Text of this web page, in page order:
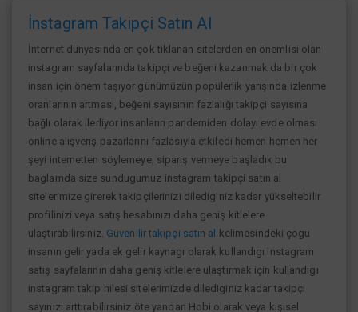
İnstagram Takipçi Satın Al
İnternet dünyasında en çok tıklanan sitelerden en önemlisi olan
instagram sayfalarında takipçi ve beğeni kazanmak da bir çok
insan için önem taşıyor günümüzün popülerlik yarışında izlenme
oranlarının artması, beğeni sayısının fazlalığı takipçi sayısına
bağlı olarak ilerliyor insanların pandemiden dolayı evde olması
online alışverış pazarlarını fazlasıyla etkiledi hemen hemen her
şeyi internetten söylemeye, sipariş vermeye başladık bu
baglamda size sundugumuz instagram takipçi satın al
sitelerimize girerek takipçilerinizi dilediginiz kadar yükseltebilir
profilinizi veya satış hesabınızı daha geniş kitlelere
ulaştırabilirsiniz. Güvenilir takipçi satın al
kelimesindeki çogu
insanın gelir yada ek gelir kaynagı olarak kullandıgı instagram
satış sayfalarının daha geniş kitlelere ulaştırmak için kullandıgı
instagram takip hilesi sitelerimizde dilediginiz kadar takipçi
sayınızı arttırabilirsiniz öte yandan Hobi olarak veya kişisel